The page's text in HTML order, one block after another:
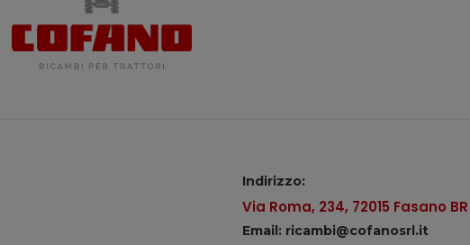
Indirizzo:
Via Roma, 234, 72015 Fasano BR
Email: ricambi@cofanosrl.it